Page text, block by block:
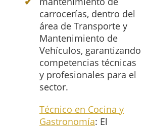
carrocerías, dentro del
área de Transporte y
Mantenimiento de
Vehículos, garantizando
competencias técnicas
y profesionales para el
sector.
Técnico en Cocina y
Gastronomía: El